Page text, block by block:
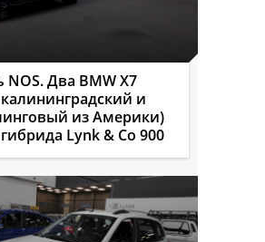
NOS. Два BMW X7
и
из Америки)
Lynk & Co 900